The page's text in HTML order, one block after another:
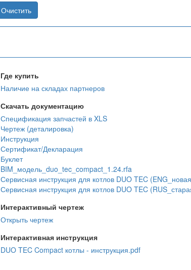
Очистить
Где купить
Наличие на складах партнеров
Скачать документацию
Спецификация запчастей в XLS
Чертеж (деталировка)
Инструкция
Сертификат/Декларация
Буклет
BIM_модель_duo_tec_compact_1.24.rfa
Сервисная инструкция для котлов DUO TEC
Сервисная инструкция для котлов DUO TEC
Интерактивный чертеж
Открыть чертеж
Интерактивная инструкция
DUO TEC Compact котлы - инструкция.pdf